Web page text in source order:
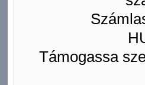
Támogassa